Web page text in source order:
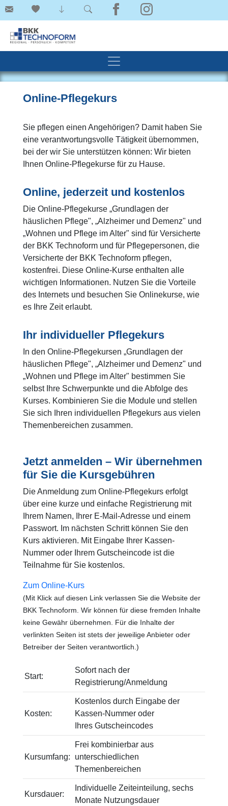
Online-Pflegekurs
Sie pflegen einen Angehörigen? Damit haben Sie
eine verantwortungsvolle Tätigkeit übernommen,
bei der wir Sie unterstützen können: Wir bieten
Ihnen Online-Pflegekurse für zu Hause.
Online, jederzeit und kostenlos
Die Online-Pflegekurse „Grundlagen der
häuslichen Pflege", „Alzheimer und Demenz" und
„Wohnen und Pflege im Alter" sind für Versicherte
der BKK Technoform und für Pflegepersonen, die
Versicherte der BKK Technoform pflegen,
kostenfrei. Diese Online-Kurse enthalten alle
wichtigen Informationen. Nutzen Sie die Vorteile
des Internets und besuchen Sie Onlinekurse, wie
es Ihre Zeit erlaubt.
Ihr individueller Pflegekurs
In den Online-Pflegekursen „Grundlagen der
häuslichen Pflege", „Alzheimer und Demenz" und
„Wohnen und Pflege im Alter" bestimmen Sie
selbst Ihre Schwerpunkte und die Abfolge des
Kurses. Kombinieren Sie die Module und stellen
Sie sich Ihren individuellen Pflegekurs aus vielen
Themenbereichen zusammen.
Jetzt anmelden – Wir übernehmen
für Sie die Kursgebühren
Die Anmeldung zum Online-Pflegekurs erfolgt
über eine kurze und einfache Registrierung mit
Ihrem Namen, Ihrer E-Mail-Adresse und einem
Passwort. Im nächsten Schritt können Sie den
Kurs aktivieren. Mit Eingabe Ihrer Kassen-
Nummer oder Ihrem Gutscheincode ist die
Teilnahme für Sie kostenlos.
Zum Online-Kurs
(Mit Klick auf diesen Link verlassen Sie die Website der
BKK Technoform. Wir können für diese fremden Inhalte
keine Gewähr übernehmen. Für die Inhalte der
verlinkten Seiten ist stets der jeweilige Anbieter oder
Betreiber der Seiten verantwortlich.)
Start:
Sofort nach der
Registrierung/Anmeldung
Kosten:
Kostenlos durch Eingabe der
Kassen-Nummer oder
Ihres Gutscheincodes
Kursumfang:
Frei kombinierbar aus
unterschiedlichen
Themenbereichen
Kursdauer:
Individuelle Zeiteinteilung, sechs
Monate Nutzungsdauer